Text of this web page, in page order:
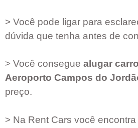
> Você pode ligar para
dúvida que tenha antes de
> Você consegue alugar
Aeroporto Campos do
preço.
> Na Rent Cars você encontra